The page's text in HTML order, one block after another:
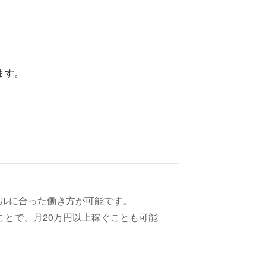
。
合った働き方が可能です。
で、月20万円以上稼ぐことも可能